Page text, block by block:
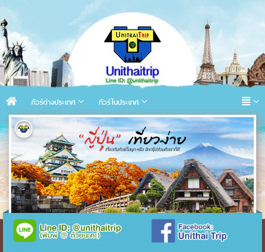
ทัวร์ต่างประเทศ ทัวร์ในประเทศ